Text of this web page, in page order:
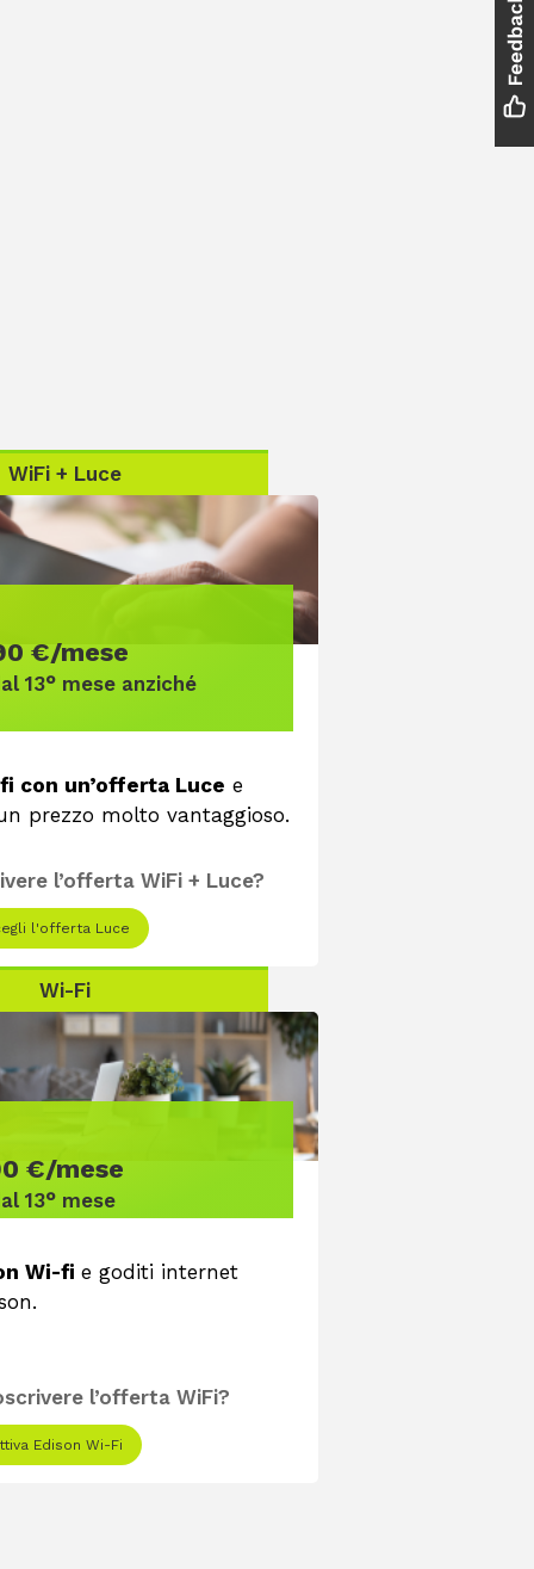
WiFi + Luce
€/mese
13° mese anziché
con un’offerta Luce e
prezzo molto vantaggioso.
l’offerta WiFi + Luce?
l'offerta Luce
Wi-Fi
€/mese
13° mese
Wi-fi e goditi internet
l’offerta WiFi?
Edison Wi-Fi